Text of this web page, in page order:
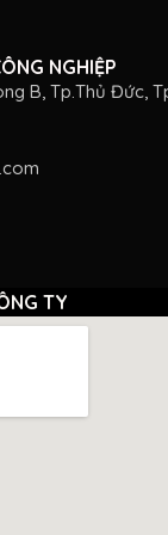
mỹ nghệ –
lớp sơn
NGHIỆP
B, Tp.Thủ Đức,
TY